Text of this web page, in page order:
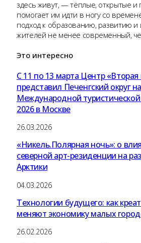
здесь живут, — тёплые, открытые и
помогает им идти в ногу со
подход к образованию, развитию и
жителей не менее современный,
Это интересно
С 11 по 13 марта Центр
представил Печенгский округ
Международной
2026 в Москве
26.03.2026
«Никель.Полярная ночь»: о
северной арт-резиденции на
Арктики
04.03.2026
Технологии будущего: как
меняют экономику малых
26.02.2026